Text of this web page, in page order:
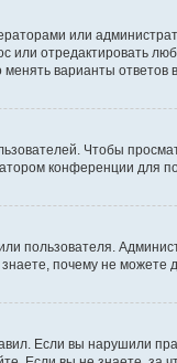
или
отредактировать
варианты ответов
Чтобы
конференции для
пользователя.
почему не можете
Если вы нарушили